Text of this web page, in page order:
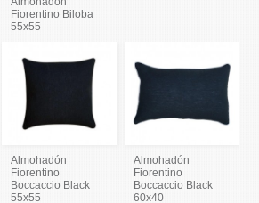
Fiorentino Biloba
55x55
Almohadón
Fiorentino
Boccaccio Black
55x55
Almohadón
Fiorentino
Boccaccio Black
60x40